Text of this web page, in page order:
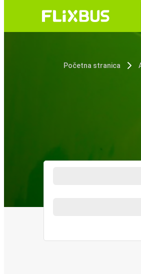
Početna stranica